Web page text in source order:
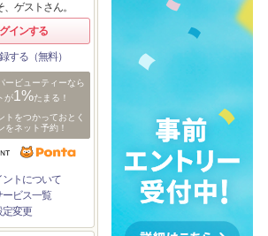
、ゲストさん。
インする
する（無料）
ービューティーなら
が1%たまる！
トをつかっておとく
をネット予約！
ントについて
ビス一覧
定変更